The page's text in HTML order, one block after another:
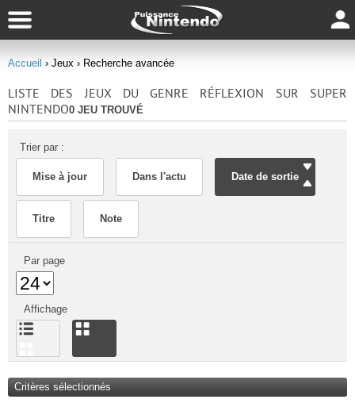
Accueil › Jeux › Recherche avancée
LISTE DES JEUX DU GENRE RÉFLEXION SUR SUPER
NINTENDO0 JEU TROUVÉ
Trier par :
Mise à jour Dans l'actu Date de sortie
Titre Note
Par page
Affichage
Critères sélectionnés